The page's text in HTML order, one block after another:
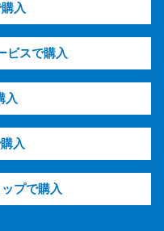
入
ビスで購入
入
入
プで購入